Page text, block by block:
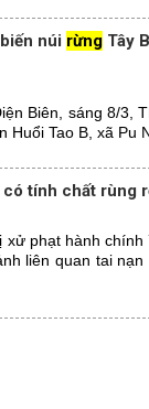
núi rừng Tây
Biên, sáng 8/3,
Tao B, xã Pu
tính chất rùng
phạt hành
liên quan tai